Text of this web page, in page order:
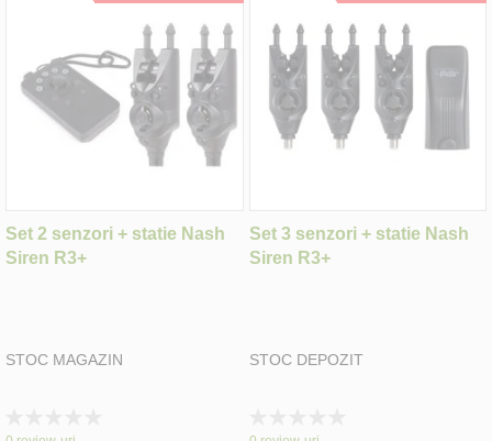
Set 2 senzori + statie Nash
Siren R3+
STOC MAGAZIN
0%
Set 3 senzori + statie Nash
Siren R3+
STOC DEPOZIT
0%